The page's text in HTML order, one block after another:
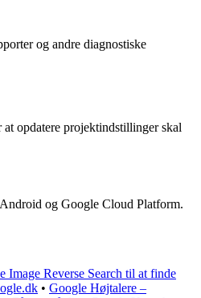
og andre diagnostiske
opdatere projektindstillinger skal
og Google Cloud Platform.
Image Reverse Search til at finde
• Google Højtalere –